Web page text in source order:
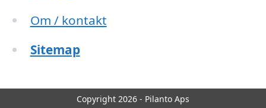
Om / kontakt
Sitemap
Copyright 2026 - Pilanto Aps